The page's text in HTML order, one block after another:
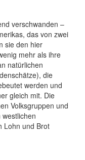
verschwanden –
das von zwei
sie den hier
mehr als ihre
natürlichen
die
werden und
gleich mit. Die
Volksgruppen und
Lohn und Brot